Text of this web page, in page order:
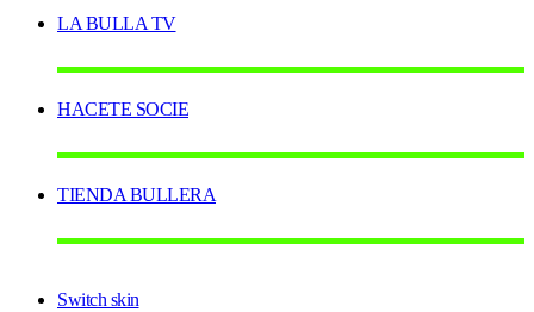
LA BULLA TV
HACETE SOCIE
TIENDA BULLERA
Switch skin